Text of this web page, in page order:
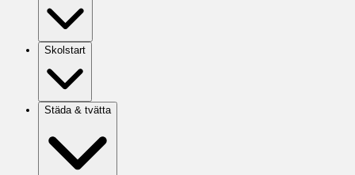
Skolstart
Städa & tvätta